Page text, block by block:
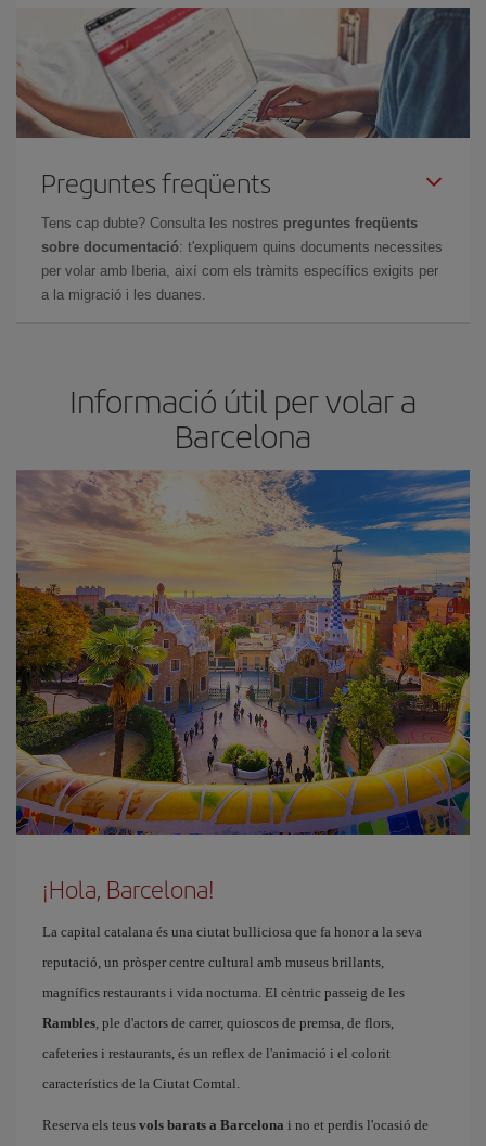
Preguntes freqüents
Tens cap dubte? Consulta les nostres preguntes freqüents
sobre documentació: t'expliquem quins documents necessites
per volar amb Iberia, així com els tràmits específics exigits per
a la migració i les duanes.
Informació útil per volar a
Barcelona
¡Hola, Barcelona!
La capital catalana és una ciutat bulliciosa que fa honor a la seva
reputació, un pròsper centre cultural amb museus brillants,
magnífics restaurants i vida nocturna. El cèntric passeig de les
Rambles, ple d'actors de carrer, quioscos de premsa, de flors,
cafeteries i restaurants, és un reflex de l'animació i el colorit
característics de la Ciutat Comtal.
Reserva els teus vols barats a Barcelona i no et perdis l'ocasió de